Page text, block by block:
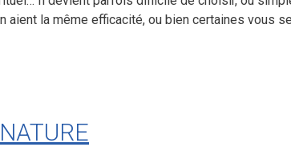
la même efficacité, ou bien certaines vous